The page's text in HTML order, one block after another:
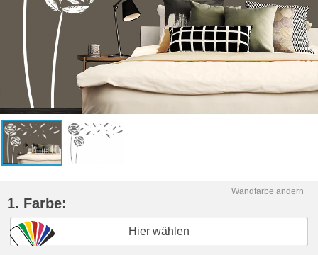
Wandfarbe ändern
1. Farbe:
Hier wählen